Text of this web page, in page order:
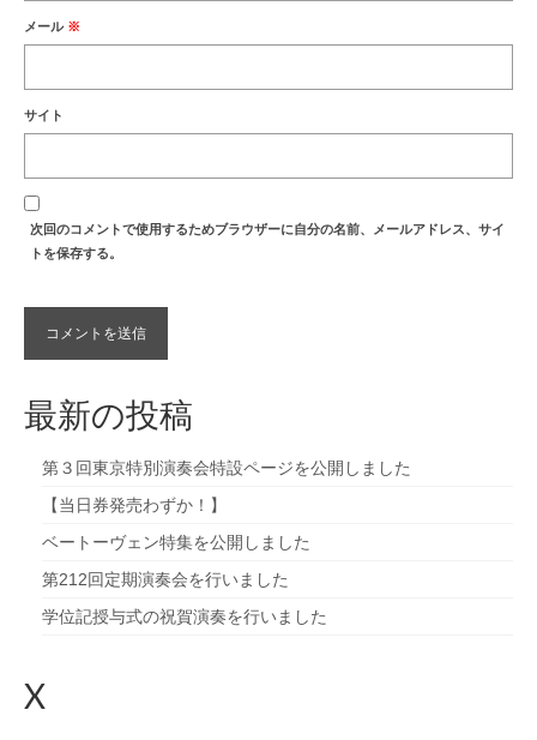
メール ※
サイト
次回のコメントで使用するためブラウザーに自分の名前、メールアドレス、サイ
トを保存する。
最新の投稿
第３回東京特別演奏会特設ページを公開しました
【当日券発売わずか！】
ベートーヴェン特集を公開しました
第212回定期演奏会を行いました
学位記授与式の祝賀演奏を行いました
X